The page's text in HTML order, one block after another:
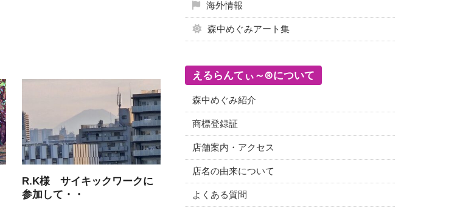
R.K様 サイキックワークに
参加して・・
海外情報
森中めぐみアート集
えるらんてぃ～®について
森中めぐみ紹介
商標登録証
店舗案内・アクセス
店名の由来について
よくある質問